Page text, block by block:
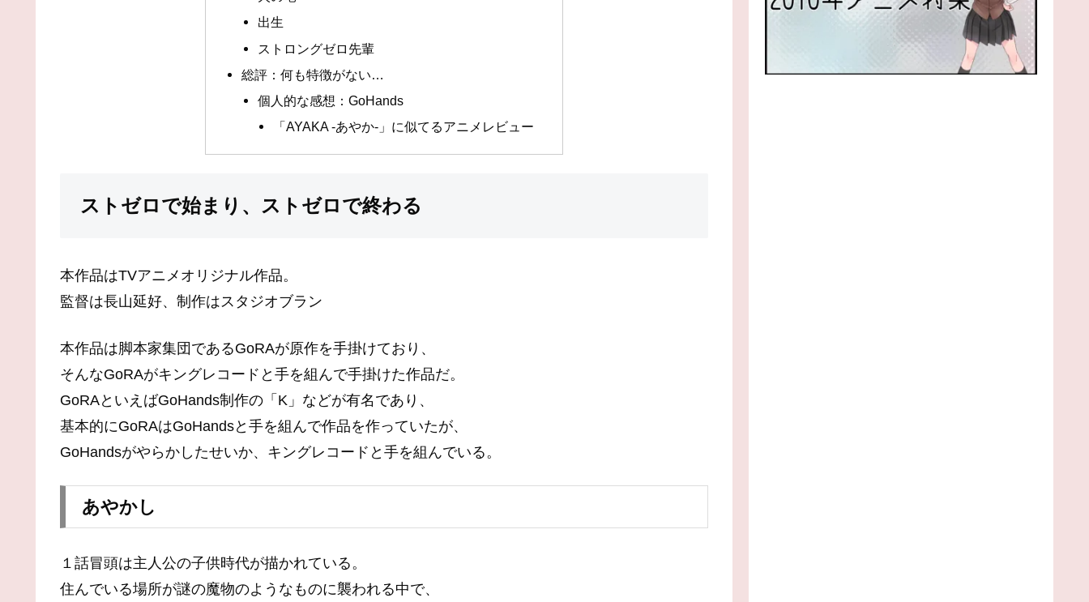
出生
ストロングゼロ先輩
総評：何も特徴がない…
個人的な感想：GoHands
「AYAKA ‐あやか‐」に似てるアニメレビュー
ストゼロで始まり、ストゼロで終わる
本作品はTVアニメオリジナル作品。
監督は長山延好、制作はスタジオブラン
本作品は脚本家集団であるGoRAが原作を手掛けており、
そんなGoRAがキングレコードと手を組んで手掛けた作品だ。
GoRAといえばGoHands制作の「K」などが有名であり、
基本的にGoRAはGoHandsと手を組んで作品を作っていたが、
GoHandsがやらかしたせいか、キングレコードと手を組んでいる。
あやかし
１話冒頭は主人公の子供時代が描かれている。
住んでいる場所が謎の魔物のようなものに襲われる中で、